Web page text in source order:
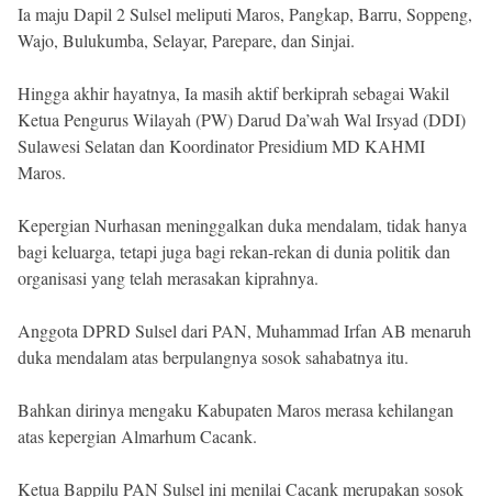
Ia maju Dapil 2 Sulsel meliputi Maros, Pangkap, Barru, Soppeng,
Wajo, Bulukumba, Selayar, Parepare, dan Sinjai.
Hingga akhir hayatnya, Ia masih aktif berkiprah sebagai Wakil
Ketua Pengurus Wilayah (PW) Darud Da’wah Wal Irsyad (DDI)
Sulawesi Selatan dan Koordinator Presidium MD KAHMI
Maros.
Kepergian Nurhasan meninggalkan duka mendalam, tidak hanya
bagi keluarga, tetapi juga bagi rekan-rekan di dunia politik dan
organisasi yang telah merasakan kiprahnya.
Anggota DPRD Sulsel dari PAN, Muhammad Irfan AB menaruh
duka mendalam atas berpulangnya sosok sahabatnya itu.
Bahkan dirinya mengaku Kabupaten Maros merasa kehilangan
atas kepergian Almarhum Cacank.
Ketua Bappilu PAN Sulsel ini menilai Cacank merupakan sosok